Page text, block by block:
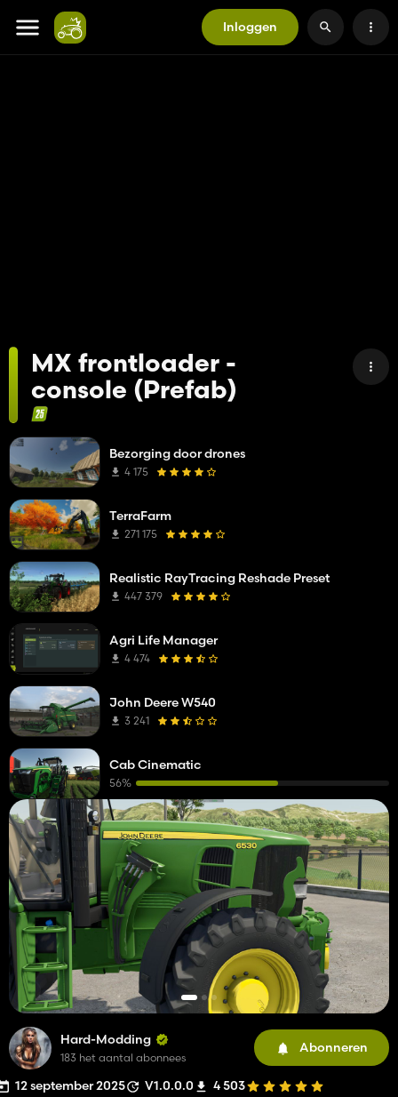
Inloggen
MX frontloader -
console (Prefab)
Hard-Modding
183 het aantal abonnees
Abonneren
12 september 2025 V1.0.0.0 4 503
Bezorging door drones
4 175
TerraFarm
271 175
Realistic RayTracing Reshade Preset
447 379
Agri Life Manager
4 474
John Deere W540
3 241
Cab Cinematic
56%